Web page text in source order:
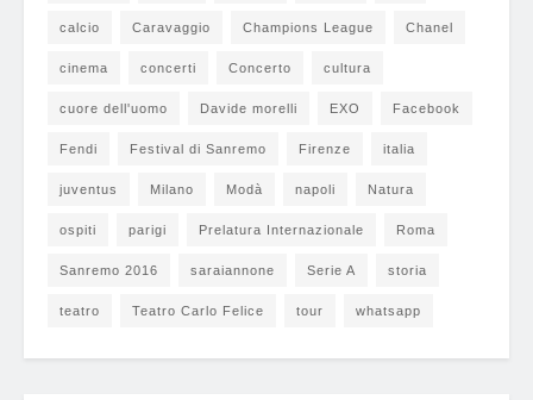
calcio Caravaggio Champions League Chanel
cinema concerti Concerto cultura
cuore dell'uomo Davide morelli EXO Facebook
Fendi Festival di Sanremo Firenze italia
juventus Milano Modà napoli Natura
ospiti parigi Prelatura Internazionale Roma
Sanremo 2016 saraiannone Serie A storia
teatro Teatro Carlo Felice tour whatsapp